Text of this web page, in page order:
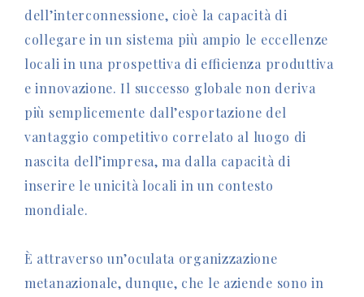
dell’interconnessione, cioè la capacità di
collegare in un sistema più ampio le eccellenze
locali in una prospettiva di efficienza produttiva
e innovazione. Il successo globale non deriva
più semplicemente dall’esportazione del
vantaggio competitivo correlato al luogo di
nascita dell’impresa, ma dalla capacità di
inserire le unicità locali in un contesto
mondiale.
È attraverso un’oculata organizzazione
metanazionale, dunque, che le aziende sono in